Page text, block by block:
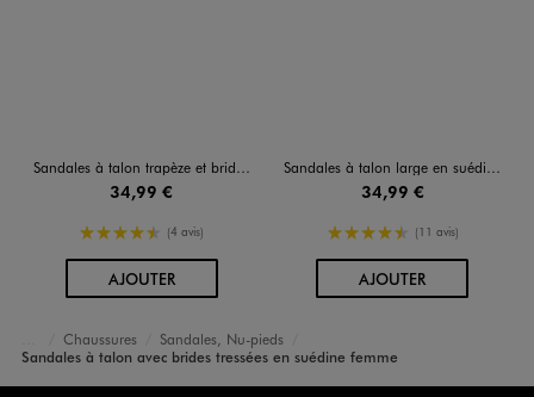
Sandales à talon trapèze et brides bijou femme - Follow Me
34,99 €
4.5/5 de moyenne
(4 avis)
AJOUTERAU PANIER
Sandales à talon large en suédine femme
34,99 €
4.5/5 de moyenne
(11 avis)
AJOUTERAU PANIER
Accueil
Femme
Chaussures
Sandales, Nu-pieds
Sandales à talon avec brides tressées en suédine femme